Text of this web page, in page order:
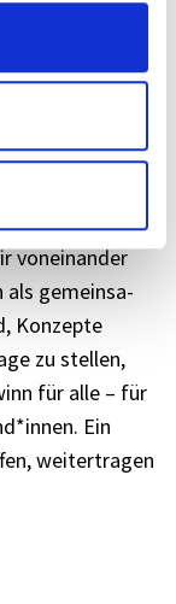
inter­es­sierte
Jahren
Erfah­rung so
die mit ähnli­
sind, ist dies für
vonein­an­der
als gemein­sa­
Konzepte
zu stel­len,
für alle – für
Ein
weiter­tra­gen